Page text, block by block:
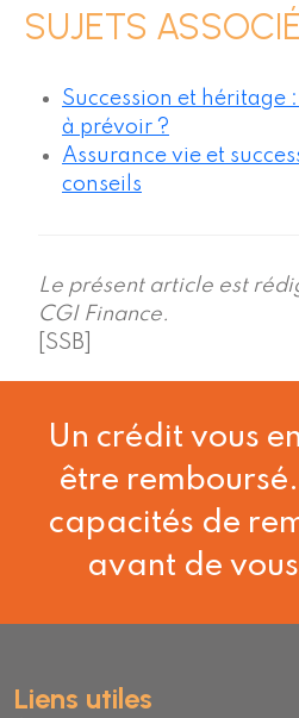
SUJETS
Succession et héritage
à prévoir ?
Assurance vie et
conseils
Le présent article est
CGI Finance.
[SSB]
Un crédit vous
être
capacités de
avant de
Liens utiles